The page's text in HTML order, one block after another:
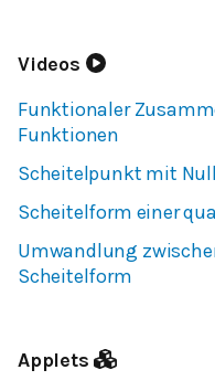
Videos
Funktionaler
Funktionen
Scheitelpunkt mit
Scheitelform einer
Umwandlung
Scheitelform
Applets